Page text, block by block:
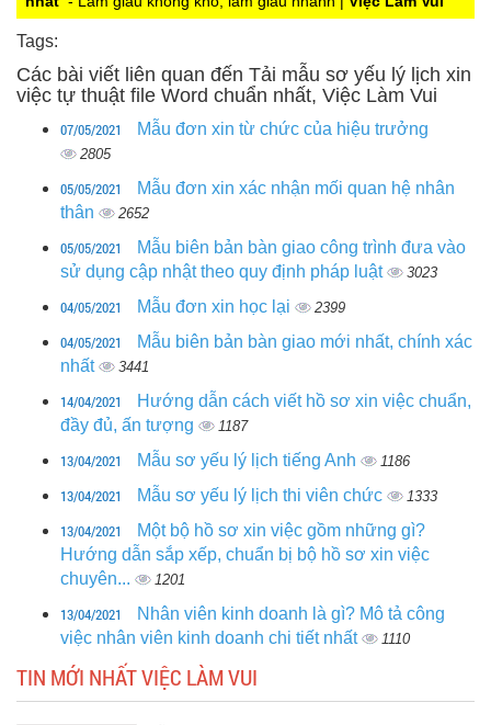
Tags:
Các bài viết liên quan đến Tải mẫu sơ yếu lý lịch xin
việc tự thuật file Word chuẩn nhất, Việc Làm Vui
07/05/2021 Mẫu đơn xin từ chức của hiệu trưởng
2805
05/05/2021
Mẫu đơn xin xác nhận mối quan hệ nhân
thân
2652
05/05/2021
Mẫu biên bản bàn giao công trình đưa vào
sử dụng cập nhật theo quy định pháp luật
3023
04/05/2021 Mẫu đơn xin học lại 2399
04/05/2021
Mẫu biên bản bàn giao mới nhất, chính xác
nhất
3441
14/04/2021
Hướng dẫn cách viết hồ sơ xin việc chuẩn,
đầy đủ, ấn tượng
1187
13/04/2021 Mẫu sơ yếu lý lịch tiếng Anh 1186
13/04/2021 Mẫu sơ yếu lý lịch thi viên chức 1333
13/04/2021
Một bộ hồ sơ xin việc gồm những gì?
Hướng dẫn sắp xếp, chuẩn bị bộ hồ sơ xin việc
chuyên...
1201
13/04/2021
Nhân viên kinh doanh là gì? Mô tả công
việc nhân viên kinh doanh chi tiết nhất
1110
TIN MỚI NHẤT VIỆC LÀM VUI